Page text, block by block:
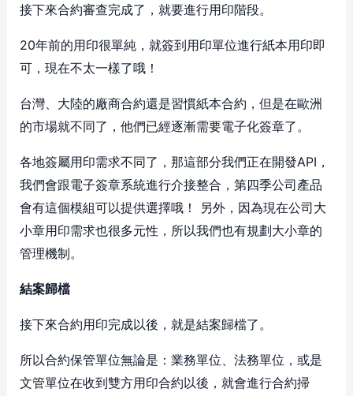
接下來合約審查完成了，就要進行用印階段。
20年前的用印很單純，就簽到用印單位進行紙本用印即
可，現在不太一樣了哦！
台灣、大陸的廠商合約還是習慣紙本合約，但是在歐洲
的市場就不同了，他們已經逐漸需要電子化簽章了。
各地簽屬用印需求不同了，那這部分我們正在開發API，
我們會跟電子簽章系統進行介接整合，第四季公司產品
會有這個模組可以提供選擇哦！ 另外，因為現在公司大
小章用印需求也很多元性，所以我們也有規劃大小章的
管理機制。
結案歸檔
接下來合約用印完成以後，就是結案歸檔了。
所以合約保管單位無論是：業務單位、法務單位，或是
文管單位在收到雙方用印合約以後，就會進行合約掃